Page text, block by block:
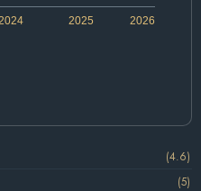
2026
2025
(4.6)
(5)